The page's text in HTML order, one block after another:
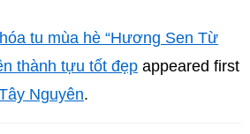
tu mùa hè “Hương Sen Từ
thành tựu tốt đẹp appeared first
Nguyên.